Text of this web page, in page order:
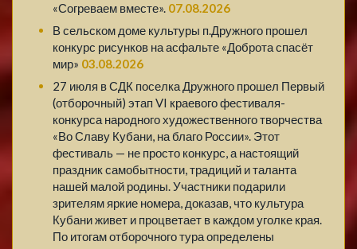
«Согреваем вместе». 07.08.2026
В сельском доме культуры п.Дружного прошел
конкурс рисунков на асфальте «Доброта спасёт
мир» 03.08.2026
27 июля в СДК поселка Дружного прошел Первый
(отборочный) этап VI краевого фестиваля-
конкурса народного художественного творчества
«Во Славу Кубани, на благо России». Этот
фестиваль — не просто конкурс, а настоящий
праздник самобытности, традиций и таланта
нашей малой родины. Участники подарили
зрителям яркие номера, доказав, что культура
Кубани живет и процветает в каждом уголке края.
По итогам отборочного тура определены